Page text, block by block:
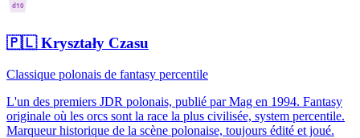
d10
🇵🇱Kryształy Czasu
Classique polonais de fantasy percentile
L'un des premiers JDR polonais, publié par Mag en 1994. Fantasy
originale où les orcs sont la race la plus civilisée, system percentile.
Marqueur historique de la scène polonaise, toujours édité et joué.